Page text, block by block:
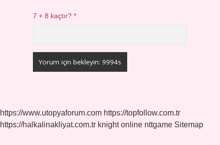
7 + 8 kaçtır?*
https://www.utopyaforum.com https://topfollow.com.tr
https://halkalinakliyat.com.tr knight online nttgame Sitemap